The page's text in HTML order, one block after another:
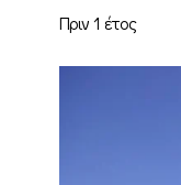
Πριν 1 έτος